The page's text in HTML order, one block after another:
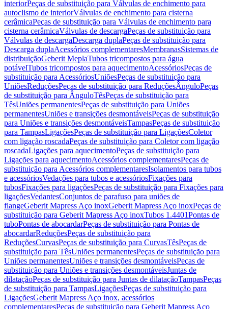
interiorPeças de substituição para Válvulas de enchimento para
autoclismo de interiorVálvulas de enchimento para cisterna
cerâmicaPeças de substituição para Válvulas de enchimento para
cisterna cerâmicaVálvulas de descargaPeças de substituição para
Válvulas de descargaDescarga duplaPeças de substituição para
Descarga duplaAcessórios complementaresMembranasSistemas de
distribuiçãoGeberit MeplaTubos tricompostos para água
potávelTubos tricompostos para aquecimentoAcessóriosPeças de
substituição para AcessóriosUniõesPeças de substituição para
UniõesReduçõesPeças de substituição para ReduçõesÂnguloPeças
de substituição para ÂnguloTêsPeças de substituição para
TêsUniões permanentesPeças de substituição para Uniões
permanentesUniões e transições desmontáveisPeças de substituição
para Uniões e transições desmontáveisTampasPeças de substituição
para TampasLigaçõesPeças de substituição para LigaçõesColetor
com ligação roscadaPeças de substituição para Coletor com ligação
roscadaLigações para aquecimentoPeças de substituição para
Ligações para aquecimentoAcessórios complementaresPeças de
substituição para Acessórios complementaresIsolamentos para tubos
e acessóriosVedações para tubos e acessóriosFixações para
tubosFixações para ligaçõesPeças de substituição para Fixações para
ligaçõesVedantesConjuntos de parafuso para uniões de
flangeGeberit Mapress Aço inoxGeberit Mapress Aço inoxPeças de
substituição para Geberit Mapress Aço inoxTubos 1.4401Pontas de
tuboPontas de abocardarPeças de substituição para Pontas de
abocardarReduçõesPeças de substituição para
ReduçõesCurvasPeças de substituição para CurvasTêsPeças de
substituição para TêsUniões permanentesPeças de substituição para
Uniões permanentesUniões e transições desmontáveisPeças de
substituição para Uniões e transições desmontáveisJuntas de
dilataçãoPeças de substituição para Juntas de dilataçãoTampasPeças
de substituição para TampasLigaçõesPeças de substituição para
LigaçõesGeberit Mapress Aço inox, acessórios
complementaresPeças de substituição para Geberit Mapress Aço